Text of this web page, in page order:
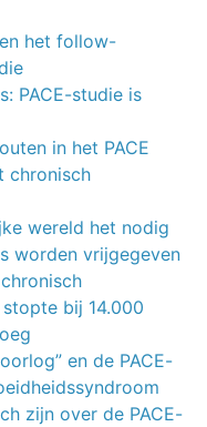
het follow-
PACE-studie is
in het PACE
chronisch
wereld het nodig
worden vrijgegeven
bij 14.000
en de PACE-
zijn over de PACE-